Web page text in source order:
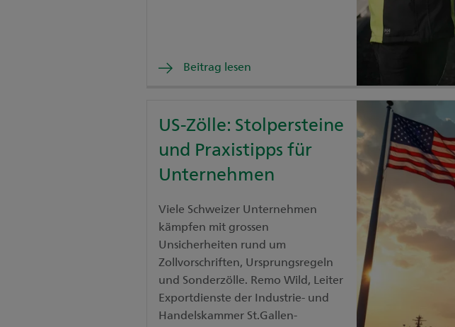
Beitrag lesen
US-Zölle: Stolpersteine
und Praxistipps für
Unternehmen
Viele Schweizer Unternehmen
kämpfen mit grossen
Unsicherheiten rund um
Zollvorschriften, Ursprungsregeln
und Sonderzölle. Remo Wild, Leiter
Exportdienste der Industrie- und
Handelskammer St.Gallen-